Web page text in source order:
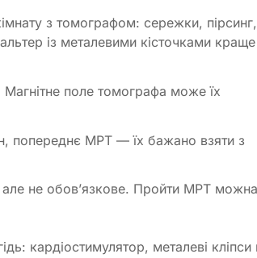
з томографом: сережки, пірсинг,
із металевими кісточками краще
поле томографа може їх
попереднє МРТ — їх бажано взяти з
не обов’язкове. Пройти МРТ можна
кардіостимулятор, металеві кліпси